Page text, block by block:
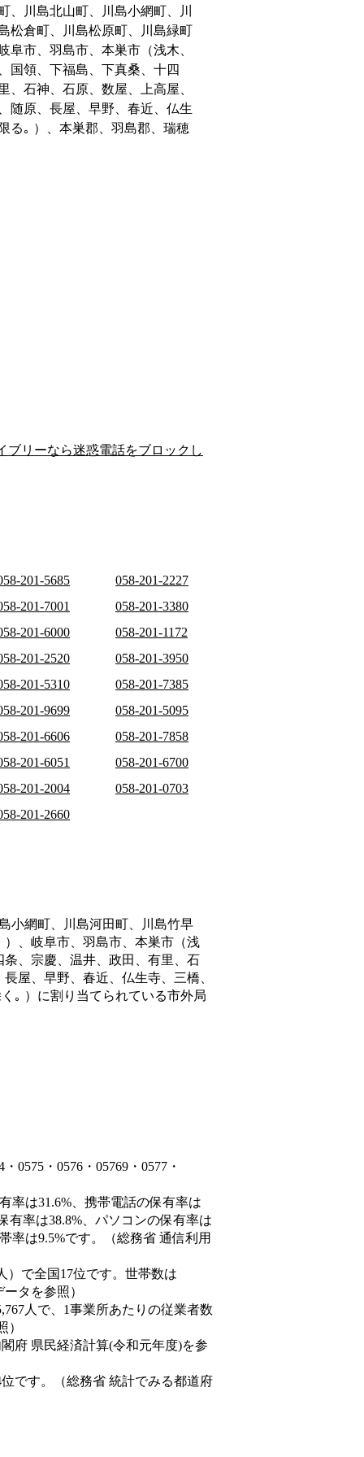
、川島北山町、川島小網町、川
松倉町、川島松原町、川島緑町
阜市、羽島市、本巣市（浅木、
国領、下福島、下真桑、十四
、石神、石原、数屋、上高屋、
随原、長屋、早野、春近、仏生
る｡ ）、本巣郡、羽島郡、瑞穂
ブリーなら迷惑電話をブロックし
201-5685
058-201-2227
201-7001
058-201-3380
201-6000
058-201-1172
201-2520
058-201-3950
201-5310
058-201-7385
201-9699
058-201-5095
201-6606
058-201-7858
201-6051
058-201-6700
201-2004
058-201-0703
201-2660
小網町、川島河田町、川島竹早
、岐阜市、羽島市、本巣市（浅
、宗慶、温井、政田、有里、石
屋、早野、春近、仏生寺、三橋、
｡ ） に割り当てられている市外局
0575・0576・05769・0577・
率は31.6%、携帯電話の保有率は
有率は38.8%、パソコンの保有率は
率は9.5%です。（総務省 通信利用
）で全国17位です。世帯数は
タを参照）
人で、1事業所あたりの従業者数
）
府 県民経済計算(令和元年度)を参
です。（総務省 統計でみる都道府